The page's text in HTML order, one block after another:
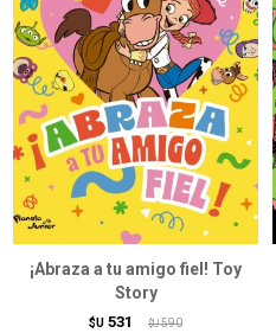
¡Abraza a tu amigo fiel! Toy
Story
$U 531 $U 590